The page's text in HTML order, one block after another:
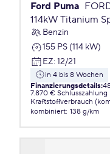
Ford Puma
114kW Titanium
Benzin
155 PS (114 kW)
EZ: 12/21
in 4 bis 8 Wochen
Finanzierungsdetails:
7.870 € Schlusszahlung
Kraftstoffverbrauch
kombiniert: 138 g/km